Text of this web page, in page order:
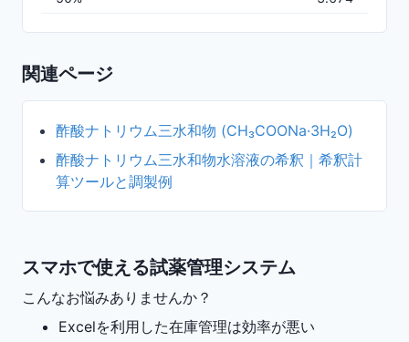
関連ページ
酢酸ナトリウム三水和物 (CH₃COONa·3H₂O)
酢酸ナトリウム三水和物水溶液の希釈｜希釈計
算ツールと調製例
スマホで使える試薬管理システム
こんなお悩みありませんか？
Excelを利用した在庫管理は効率が悪い